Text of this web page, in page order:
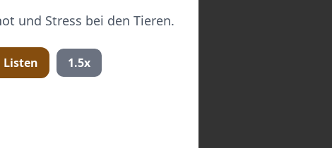
und Stress bei den Tieren.
Listen 1.5x